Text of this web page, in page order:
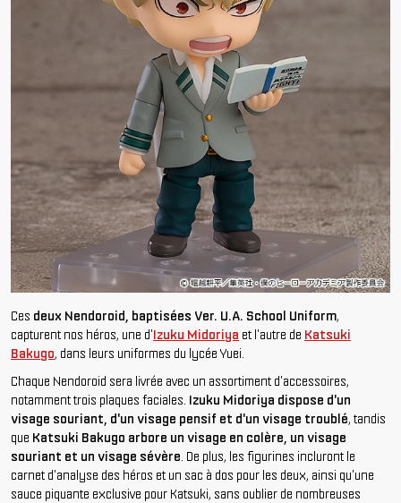
Ces deux Nendoroid, baptisées Ver. U.A. School Uniform,
capturent nos héros, une d'Izuku Midoriya et l'autre de Katsuki
Bakugo, dans leurs uniformes du lycée Yuei.
Chaque Nendoroid sera livrée avec un assortiment d'accessoires,
notamment trois plaques faciales. Izuku Midoriya dispose d'un
visage souriant, d'un visage pensif et d'un visage troublé, tandis
que Katsuki Bakugo arbore un visage en colère, un visage
souriant et un visage sévère. De plus, les figurines incluront le
carnet d'analyse des héros et un sac à dos pour les deux, ainsi qu'une
sauce piquante exclusive pour Katsuki, sans oublier de nombreuses